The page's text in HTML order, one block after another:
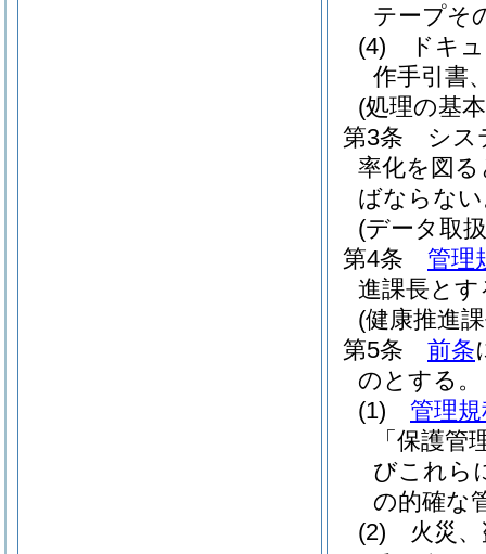
テープそ
(4)
ドキ
作手引書
(処理の基
第3条
シス
率化を図
ばならな
(データ取
第4条
管理
進課長とす
(健康推進
第5条
前条
のとする。
(1)
管理
「保護管
びこれら
の的確な
(2)
火災